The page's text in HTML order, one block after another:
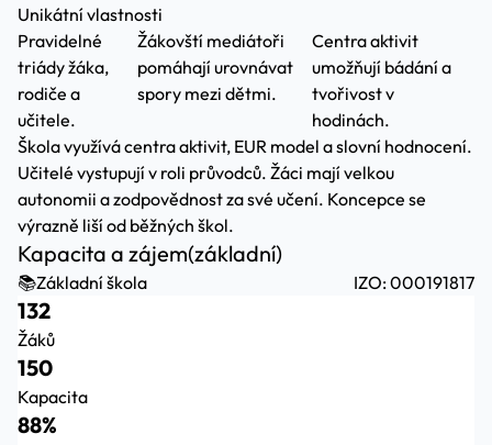
Unikátní vlastnosti
Pravidelné
triády žáka,
rodiče a
učitele.
Žákovští mediátoři
pomáhají urovnávat
spory mezi dětmi.
Centra aktivit
umožňují bádání a
tvořivost v
hodinách.
Škola využívá centra aktivit, EUR model a slovní hodnocení.
Učitelé vystupují v roli průvodců. Žáci mají velkou
autonomii a zodpovědnost za své učení. Koncepce se
výrazně liší od běžných škol.
Kapacita a zájem(základní)
📚Základní škola IZO: 000191817
132
Žáků
150
Kapacita
88%